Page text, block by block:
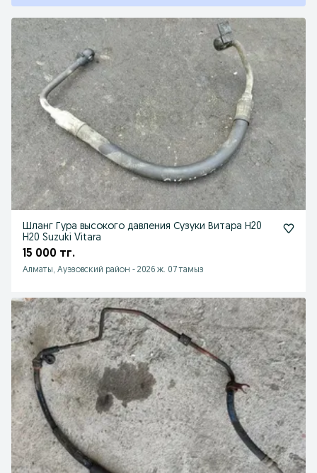
Шланг Гура высокого давления Сузуки Витара Н20
H20 Suzuki Vitara
15 000 тг.
Алматы, Ауэзовский район - 2026 ж. 07 тамыз